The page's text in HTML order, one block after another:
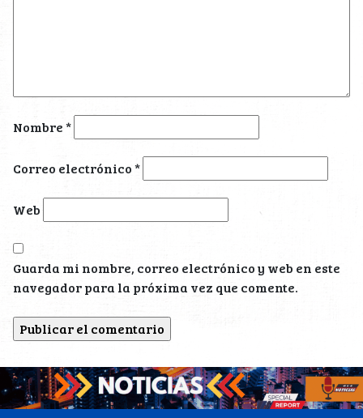
Nombre*
Correo electrónico*
Web
Guarda mi nombre, correo electrónico y web en este
navegador para la próxima vez que comente.